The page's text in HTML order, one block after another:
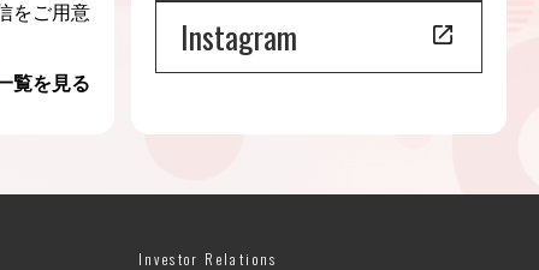
をご用意
覧を見る
Instagram
Investor Relations